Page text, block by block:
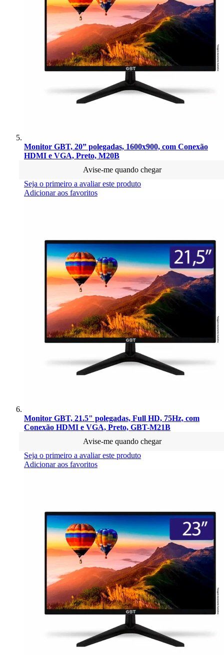
Monitor GBT, 20” polegadas, 1600x900, com Conexão
HDMI e VGA, Preto, M20B
Avise-me quando chegar
Seja o primeiro a avaliar este produto
Adicionar aos favoritos
Monitor GBT, 21.5" polegadas, Full HD, 75Hz, com
Conexão HDMI e VGA, Preto, GBT-M21B
Avise-me quando chegar
Seja o primeiro a avaliar este produto
Adicionar aos favoritos